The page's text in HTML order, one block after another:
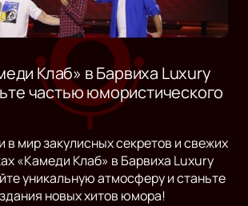
Клаб» в Барвиха Luxury
частью юмористического
в мир закулисных секретов и свежих
«Камеди Клаб» в Барвиха Luxury
уникальную атмосферу и станьте
новых хитов юмора!